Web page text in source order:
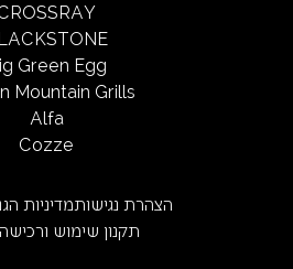
Green Egg
Mountain Grills
Alfa
Cozze
הצהרת נגישותמדיניות
תקנון שימוש